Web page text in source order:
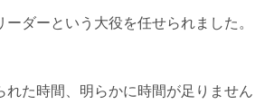
ダーという大役を任せられました。
れた時間、明らかに時間が足りません